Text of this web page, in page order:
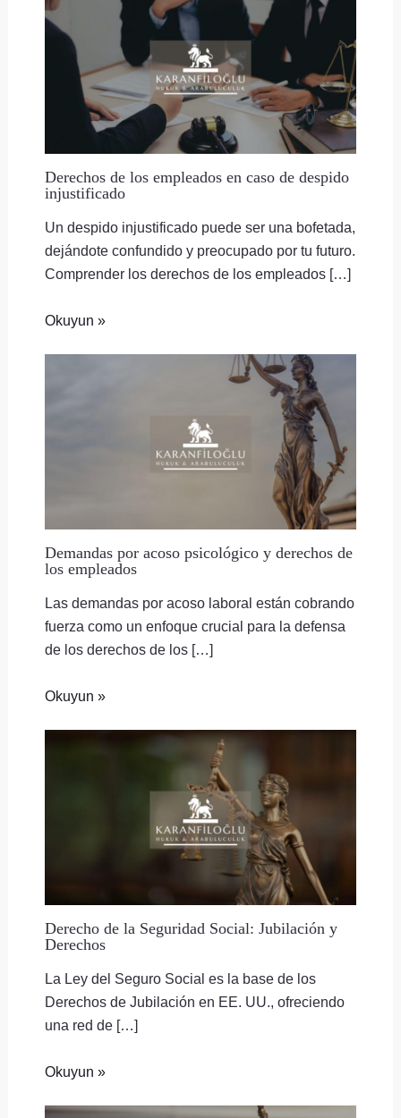
Derechos de los empleados en caso de despido
injustificado
Un despido injustificado puede ser una bofetada,
dejándote confundido y preocupado por tu futuro.
Comprender los derechos de los empleados […]
Okuyun »
Demandas por acoso psicológico y derechos de
los empleados
Las demandas por acoso laboral están cobrando
fuerza como un enfoque crucial para la defensa
de los derechos de los […]
Okuyun »
Derecho de la Seguridad Social: Jubilación y
Derechos
La Ley del Seguro Social es la base de los
Derechos de Jubilación en EE. UU., ofreciendo
una red de […]
Okuyun »